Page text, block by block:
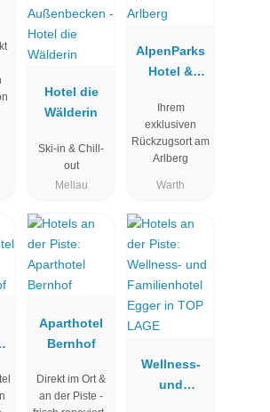
Hotel die
Wälderin
Ski-in & Chill-
out
Mellau
AlpenParks
Hotel &
Arlberg
Ihrem
exklusiven
Rückzugsort am
Arlberg
Warth
Aparthotel
Bernhof
Direkt im Ort &
an der Piste -
Wellness-
und